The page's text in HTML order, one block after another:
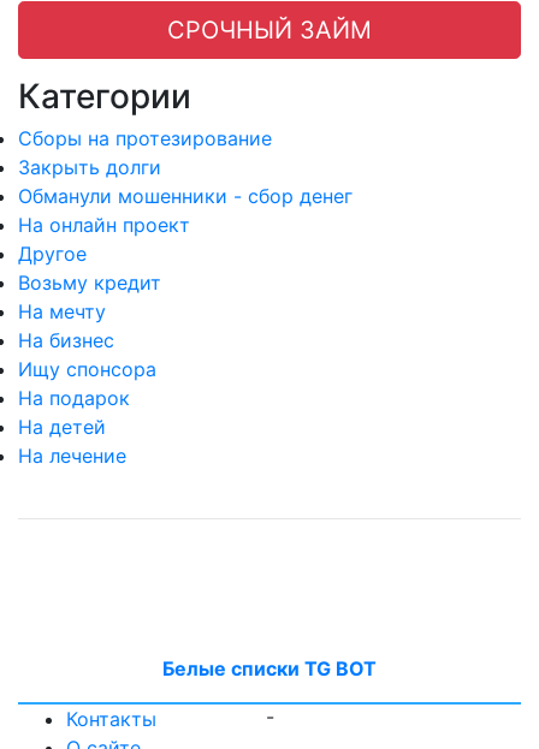
СРОЧНЫЙ ЗАЙМ
Категории
Сборы на протезирование
Закрыть долги
Обманули мошенники - сбор денег
На онлайн проект
Другое
Возьму кредит
На мечту
На бизнес
Ищу спонсора
На подарок
На детей
На лечение
Белые списки TG BOT
-
Контакты